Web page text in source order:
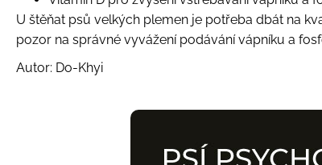
U štěňat psů velkých plemen je potřeba dbát na
pozor na správné vyvážení podávání vápníku a
Autor: Do-Khyi